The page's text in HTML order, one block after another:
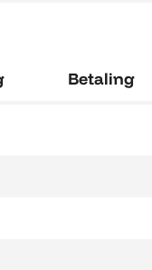
Betaling